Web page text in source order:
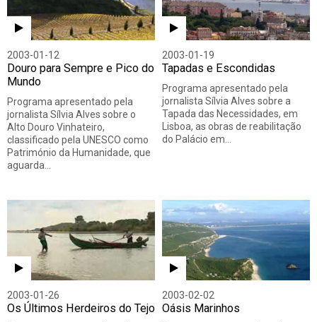
2003-01-12
Douro para Sempre e Pico do
Mundo
Programa apresentado pela
jornalista Sílvia Alves sobre o
Alto Douro Vinhateiro,
classificado pela UNESCO como
Património da Humanidade, que
aguarda…
2003-01-19
Tapadas e Escondidas
Programa apresentado pela
jornalista Sílvia Alves sobre a
Tapada das Necessidades, em
Lisboa, as obras de reabilitação
do Palácio em…
2003-01-26
Os Últimos Herdeiros do Tejo
2003-02-02
Oásis Marinhos